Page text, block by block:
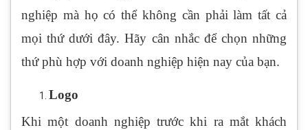
nghiệp mà họ có thể không cần phải làm tất cả
mọi thứ dưới đây. Hãy cân nhắc để chọn những
thứ phù hợp với doanh nghiệp hiện nay của bạn.
Logo
Khi một doanh nghiệp trước khi ra mắt khách